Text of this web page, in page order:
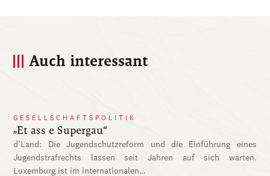
Auch interessant
GESELLSCHAFTSPOLITIK
„Et ass e Supergau“
d’Land: Die Jugendschutzreform und die Einführung eines
Jugendstrafrechts lassen seit Jahren auf sich warten.
Luxemburg ist im internationalen…